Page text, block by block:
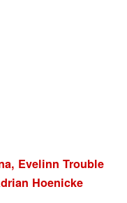
Evelinn Trouble
Hoenicke